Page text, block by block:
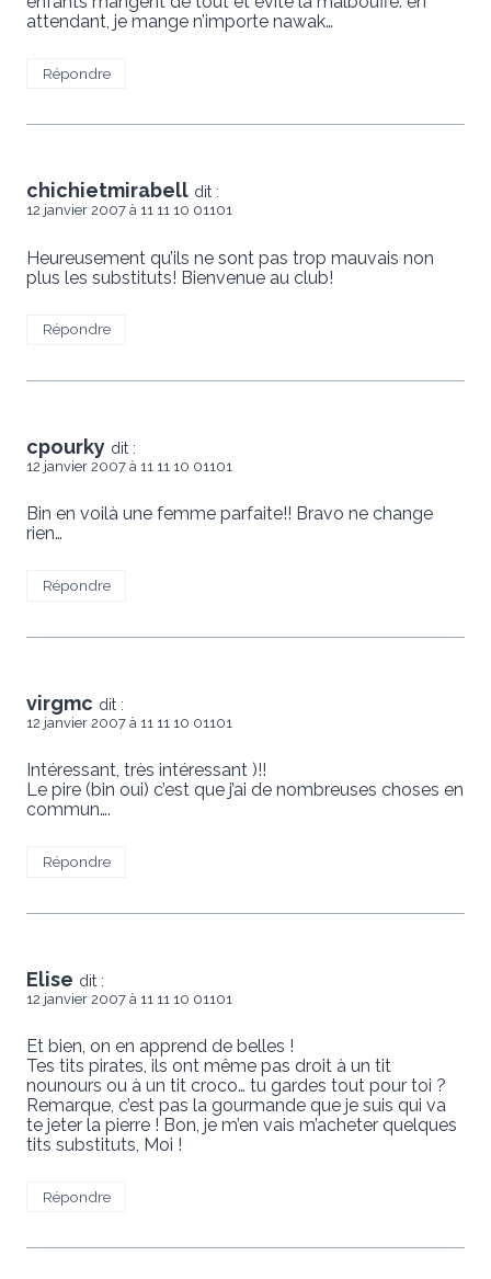
attendant, je mange n’importe nawak…
Répondre
chichietmirabell dit :
12 janvier 2007 à 11 11 10 01101
Heureusement qu’ils ne sont pas trop mauvais non
plus les substituts! Bienvenue au club!
Répondre
cpourky dit :
12 janvier 2007 à 11 11 10 01101
Bin en voilà une femme parfaite!! Bravo ne change
rien…
Répondre
virgmc dit :
12 janvier 2007 à 11 11 10 01101
Intéressant, très intéressant )!!
Le pire (bin oui) c’est que j’ai de nombreuses choses en
commun….
Répondre
Elise dit :
12 janvier 2007 à 11 11 10 01101
Et bien, on en apprend de belles !
Tes tits pirates, ils ont même pas droit à un tit
nounours ou à un tit croco… tu gardes tout pour toi ?
Remarque, c’est pas la gourmande que je suis qui va
te jeter la pierre ! Bon, je m’en vais m’acheter quelques
tits substituts, Moi !
Répondre